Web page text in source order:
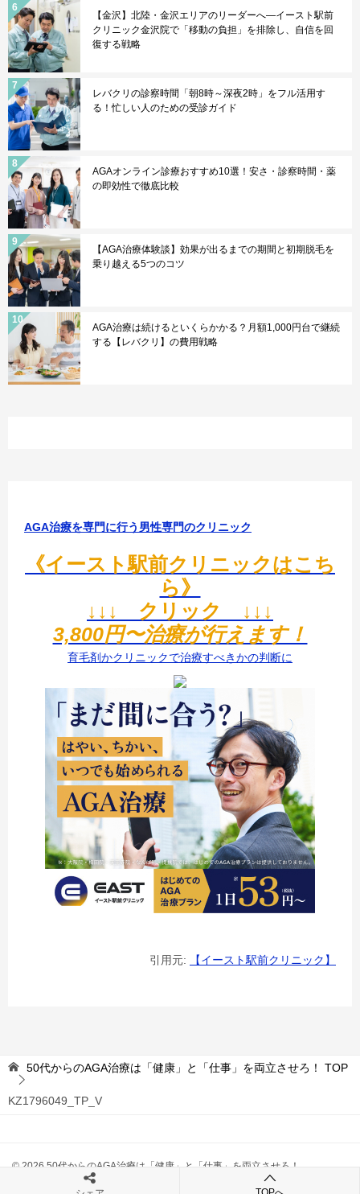
【金沢】北陸・金沢エリアのリーダーへ—イースト駅前
クリニック金沢院で「移動の負担」を排除し、自信を回
復する戦略
レバクリの診察時間「朝8時～深夜2時」をフル活用す
る！忙しい人のための受診ガイド
AGAオンライン診療おすすめ10選！安さ・診察時間・薬
の即効性で徹底比較
【AGA治療体験談】効果が出るまでの期間と初期脱毛を
乗り越える5つのコツ
AGA治療は続けるといくらかかる？月額1,000円台で継続
する【レバクリ】の費用戦略
AGA治療を専門に行う男性専門のクリニック
《イースト駅前クリニックはこち
ら》
↓↓↓ クリック ↓↓↓
3,800円〜治療が行えます！
育毛剤かクリニックで治療すべきかの判断に
引用元: 【イースト駅前クリニック】
50代からのAGA治療は「健康」と「仕事」を両立させろ！ TOP
KZ1796049_TP_V
© 2026 50代からのAGA治療は「健康」と「仕事」を両立させろ！